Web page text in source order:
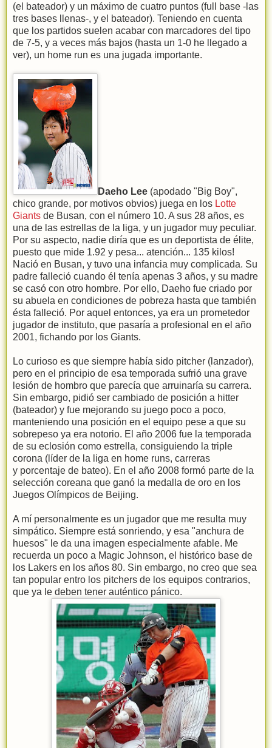
(el bateador) y un máximo de cuatro puntos (full base -las
tres bases llenas-, y el bateador). Teniendo en cuenta
que los partidos suelen acabar con marcadores del tipo
de 7-5, y a veces más bajos (hasta un 1-0 he llegado a
ver), un home run es una jugada importante.
Daeho Lee (apodado "Big Boy",
chico grande, por motivos obvios) juega en los Lotte
Giants de Busan, con el número 10. A sus 28 años, es
una de las estrellas de la liga, y un jugador muy peculiar.
Por su aspecto, nadie diría que es un deportista de élite,
puesto que mide 1.92 y pesa... atención... 135 kilos!
Nació en Busan, y tuvo una infancia muy complicada. Su
padre falleció cuando él tenía apenas 3 años, y su madre
se casó con otro hombre. Por ello, Daeho fue criado por
su abuela en condiciones de pobreza hasta que también
ésta falleció. Por aquel entonces, ya era un prometedor
jugador de instituto, que pasaría a profesional en el año
2001, fichando por los Giants.
Lo curioso es que siempre había sido pitcher (lanzador),
pero en el principio de esa temporada sufrió una grave
lesión de hombro que parecía que arruinaría su carrera.
Sin embargo, pidió ser cambiado de posición a hitter
(bateador) y fue mejorando su juego poco a poco,
manteniendo una posición en el equipo pese a que su
sobrepeso ya era notorio. El año 2006 fue la temporada
de su eclosión como estrella, consiguiendo la triple
corona (líder de la liga en home runs, carreras
y porcentaje de bateo). En el año 2008 formó parte de la
selección coreana que ganó la medalla de oro en los
Juegos Olímpicos de Beijing.
A mí personalmente es un jugador que me resulta muy
simpático. Siempre está sonriendo, y esa "anchura de
huesos" le da una imagen especialmente afable. Me
recuerda un poco a Magic Johnson, el histórico base de
los Lakers en los años 80. Sin embargo, no creo que sea
tan popular entro los pitchers de los equipos contrarios,
que ya le deben tener auténtico pánico.